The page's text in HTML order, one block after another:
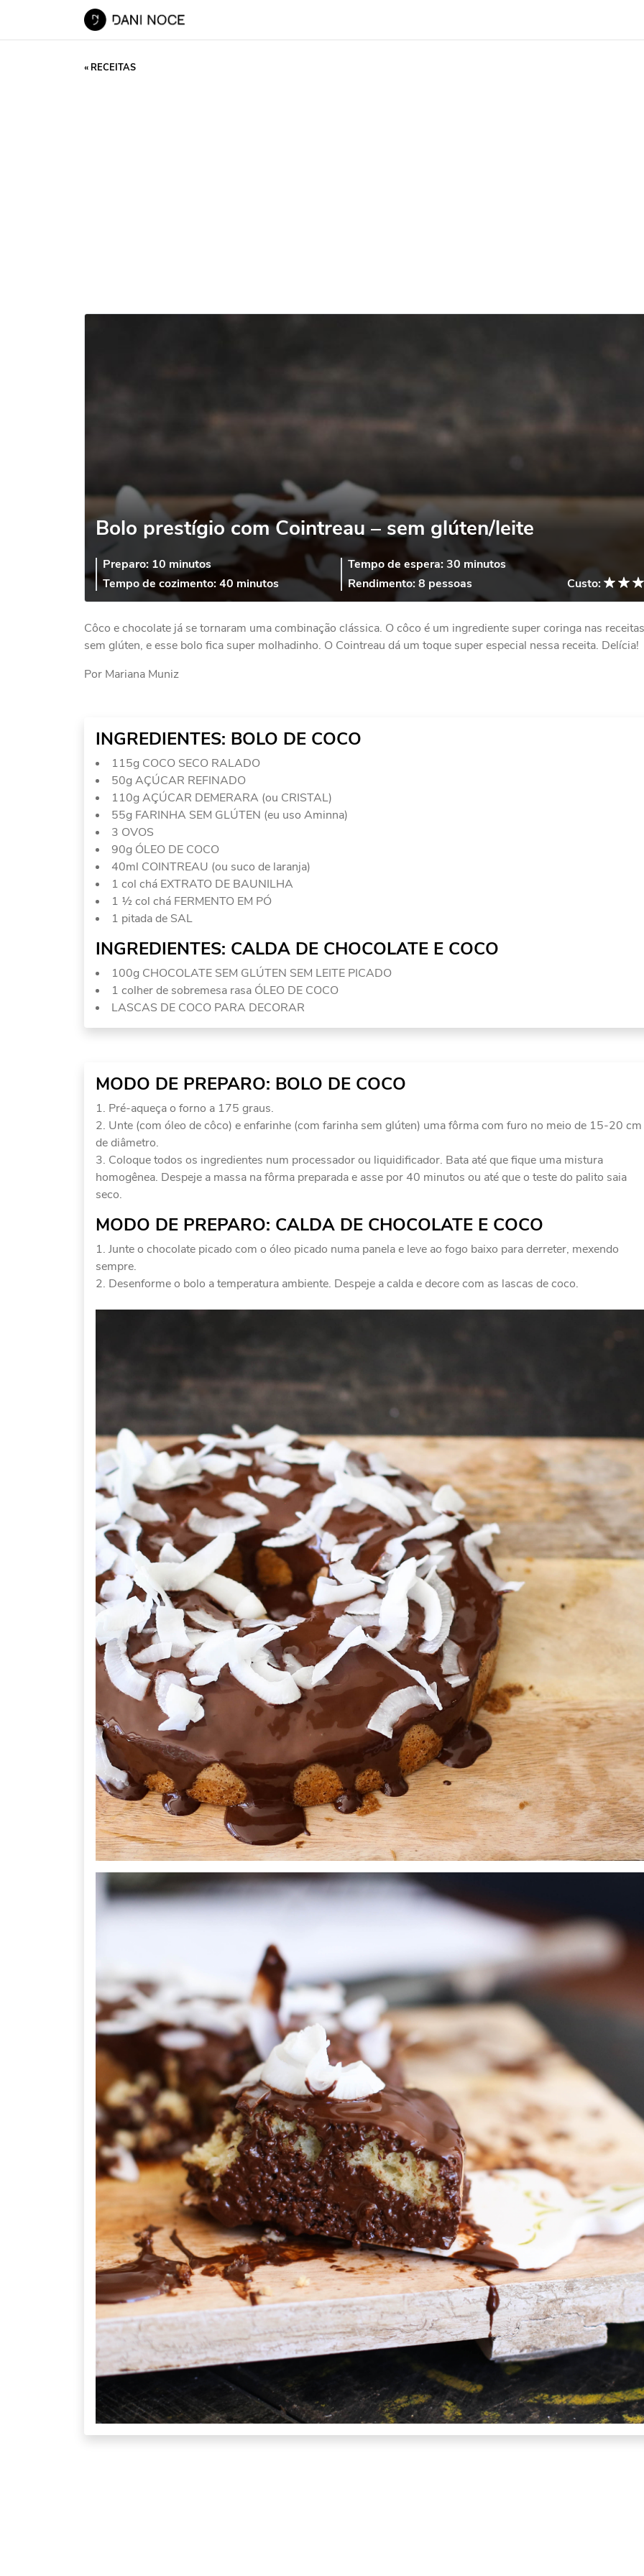
« RECEITAS
Bolo prestígio com Cointreau – sem glúten/leite
Preparo: 10 minutos
Tempo de cozimento:40 minutos
Tempo de espera: 30 minutos
Rendimento:8 pessoas Custo:
Côco e chocolate já se tornaram uma combinação clássica. O côco é um ingrediente super coringa nas receitas
sem glúten, e esse bolo fica super molhadinho. O Cointreau dá um toque super especial nessa receita. Delícia!
Por Mariana Muniz
INGREDIENTES: BOLO DE COCO
115g COCO SECO RALADO
50g AÇÚCAR REFINADO
110g AÇÚCAR DEMERARA (ou CRISTAL)
55g FARINHA SEM GLÚTEN (eu uso Aminna)
3 OVOS
90g ÓLEO DE COCO
40ml COINTREAU (ou suco de laranja)
1 col chá EXTRATO DE BAUNILHA
1 ½ col chá FERMENTO EM PÓ
1 pitada de SAL
INGREDIENTES: CALDA DE CHOCOLATE E COCO
100g CHOCOLATE SEM GLÚTEN SEM LEITE PICADO
1 colher de sobremesa rasa ÓLEO DE COCO
LASCAS DE COCO PARA DECORAR
MODO DE PREPARO: BOLO DE COCO
Pré-aqueça o forno a 175 graus.
Unte (com óleo de côco) e enfarinhe (com farinha sem glúten) uma fôrma com furo no meio de 15-20 cm
de diâmetro.
Coloque todos os ingredientes num processador ou liquidificador. Bata até que fique uma mistura
homogênea. Despeje a massa na fôrma preparada e asse por 40 minutos ou até que o teste do palito saia
seco.
MODO DE PREPARO: CALDA DE CHOCOLATE E COCO
Junte o chocolate picado com o óleo picado numa panela e leve ao fogo baixo para derreter, mexendo
sempre.
Desenforme o bolo a temperatura ambiente. Despeje a calda e decore com as lascas de coco.